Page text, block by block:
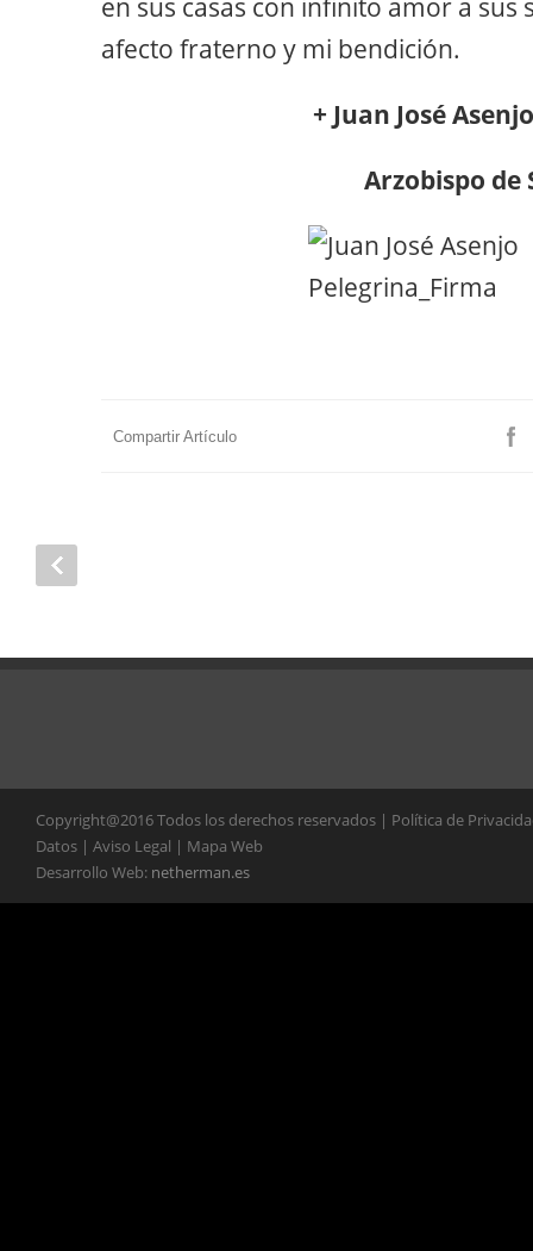
en sus casas con infinito amor a
afecto fraterno y mi bendición.
+ Juan José
Arzobispo de
Compartir Artículo
Copyright@2016 Todos los derechos reservados | Política de
Datos | Aviso Legal | Mapa Web
Desarrollo Web: netherman.es